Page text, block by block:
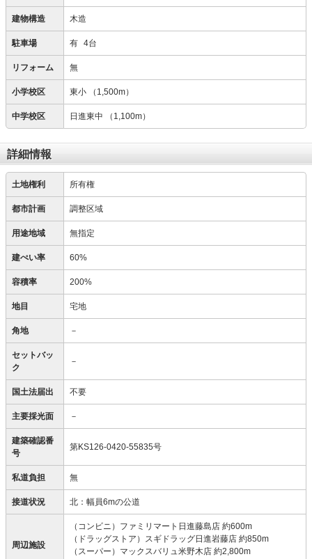
建物構造 木造
駐車場 有 4台
リフォーム 無
小学校区 東小 （1,500m）
中学校区 日進東中 （1,100m）
詳細情報
土地権利 所有権
都市計画 調整区域
用途地域 無指定
建ぺい率 60%
容積率 200%
地目 宅地
角地 －
セットバッ
ク
－
国土法届出 不要
主要採光面 －
建築確認番
号
第KS126-0420-55835号
私道負担 無
接道状況 北：幅員6mの公道
周辺施設
（コンビニ）ファミリマート日進藤島店 約600m
（ドラッグストア）スギドラッグ日進岩藤店 約850m
（スーパー）マックスバリュ米野木店 約2,800m